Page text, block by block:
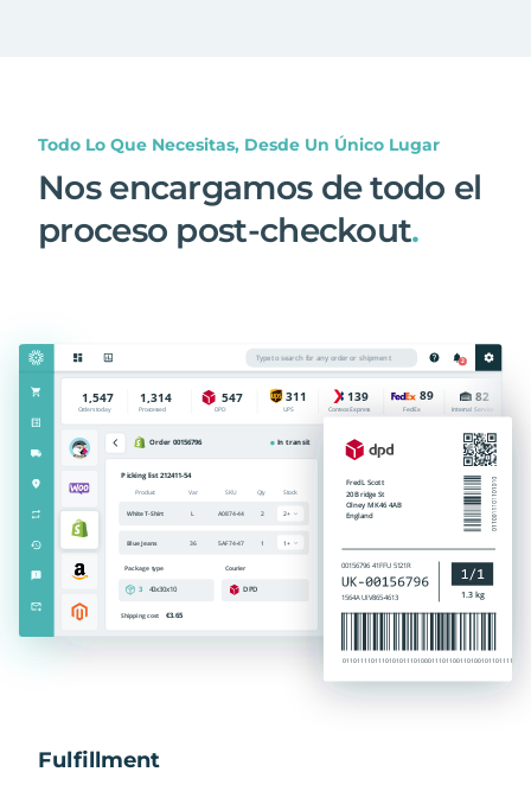
Todo Lo Que Necesitas, Desde Un Único Lugar
Nos encargamos de todo el
proceso post-checkout.
Fulfillment